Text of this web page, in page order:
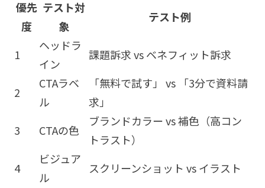
優先
度
テスト対
象
テスト例
1
ヘッドラ
イン
課題訴求 vs ベネフィット訴求
2
CTAラベ
ル
「無料で試す」 vs 「3分で資料請
求」
3
CTAの色
ブランドカラー vs 補色（高コン
トラスト）
4
ビジュア
ル
スクリーンショット vs イラスト